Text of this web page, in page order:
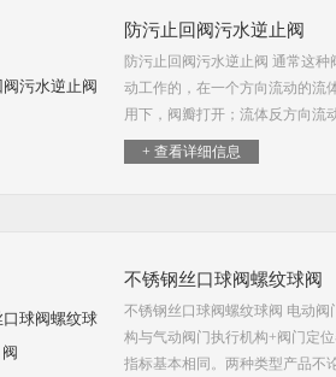
防污止回阀污水逆止阀
防污止回阀污水逆止阀 通常这种
动工作的，在一个方向流动的流
用下，阀瓣打开；流体反方向流
流体压力和阀瓣的自重合阀瓣作
座，从而切断流动。 止回阀又称
+ 查看详细信息
不锈钢丝口球阀螺纹球阀
不锈钢丝口球阀螺纹球阀 电动阀
构与气动阀门执行机构+阀门定
指标基本相同。两种类型产品不